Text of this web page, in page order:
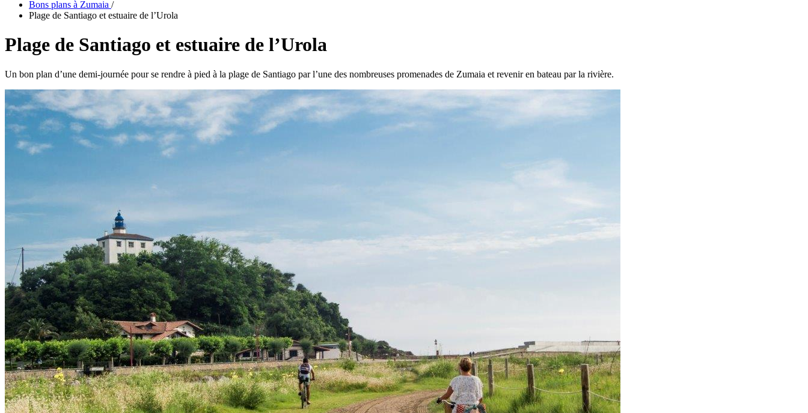
Bons plans à Zumaia /
Plage de Santiago et estuaire de l’Urola
Plage de Santiago et estuaire de l’Urola
Un bon plan d’une demi-journée pour se rendre à pied à la plage de Santiago par l’une des nombreuses promenades de Zumaia et revenir en bateau par la rivière.